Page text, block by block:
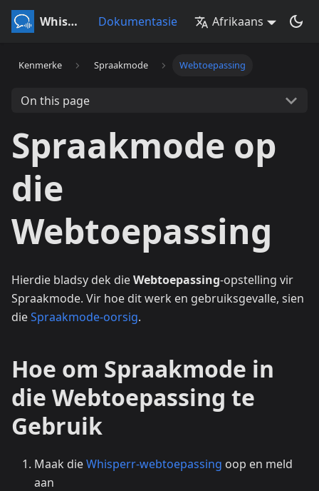
Whisperr Dokumentasie Afrikaans
Kenmerke Spraakmode Webtoepassing
On this page
Spraakmode op
die
Webtoepassing
Hierdie bladsy dek dieWebtoepassing-opstelling vir
Spraakmode. Vir hoe dit werk en gebruiksgevalle, sien
dieSpraakmode-oorsig.
Hoe om Spraakmode in
die Webtoepassing te
Gebruik
Maak dieWhisperr-webtoepassing oop en meld
aan